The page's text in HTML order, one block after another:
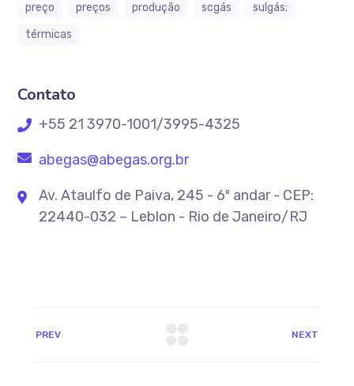
preço
preços produção scgás
sulgás;
térmicas
Contato
+55 21 3970-1001/3995-4325
abegas@abegas.org.br
Av. Ataulfo de Paiva, 245 - 6º andar - CEP:
22440-032 – Leblon - Rio de Janeiro/RJ
PREV NEXT